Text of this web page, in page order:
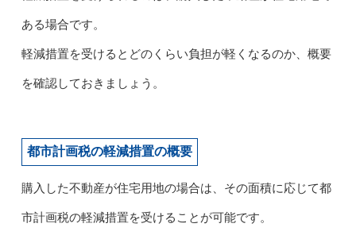
ある場合です。
軽減措置を受けるとどのくらい負担が軽くなるのか、概要
を確認しておきましょう。
都市計画税の軽減措置の概要
購入した不動産が住宅用地の場合は、その面積に応じて都
市計画税の軽減措置を受けることが可能です。